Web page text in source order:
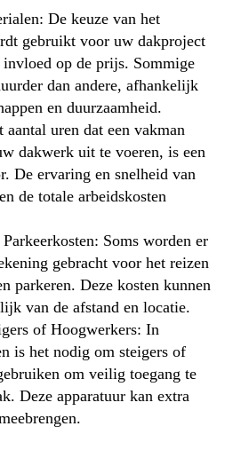
De keuze van het
gebruikt voor uw dakproject
invloed op de prijs. Sommige
dan andere, afhankelijk
en duurzaamheid.
uren dat een vakman
dakwerk uit te voeren, is een
De ervaring en snelheid van
de totale arbeidskosten
Soms worden er
gebracht voor het reizen
parkeren. Deze kosten kunnen
van de afstand en locatie.
of Hoogwerkers: In
is het nodig om steigers of
om veilig toegang te
Deze apparatuur kan extra